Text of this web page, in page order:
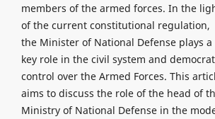
members of the armed forces. In the
of the current constitutional regulation,
the Minister of National Defense plays a
key role in the civil system and
control over the Armed Forces. This
aims to discuss the role of the head of
Ministry of National Defense in the